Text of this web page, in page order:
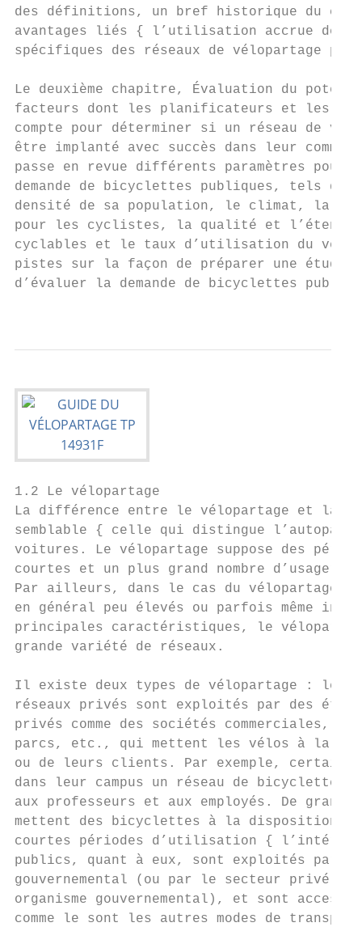
des définitions, un bref historique du
avantages liés { l’utilisation accrue de
spécifiques des réseaux de
Le deuxième chapitre, Évaluation du
facteurs dont les planificateurs et les
compte pour déterminer si un réseau
être implanté avec succès dans leur
passe en revue différents paramètres
demande de bicyclettes publiques, tels
densité de sa population, le climat, la
pour les cyclistes, la qualité et
cyclables et le taux d’utilisation du vélo.
pistes sur la façon de préparer une étude
d’évaluer la demande de bicyclettes
1.2 Le vélopartage
La différence entre le vélopartage et la
semblable { celle qui distingue
voitures. Le vélopartage suppose des
courtes et un plus grand nombre
Par ailleurs, dans le cas du vélopartage,
en général peu élevés ou parfois même
principales caractéristiques, le
grande variété de réseaux.
Il existe deux types de vélopartage : le
réseaux privés sont exploités par des
privés comme des sociétés
parcs, etc., qui mettent les vélos à la
ou de leurs clients. Par exemple,
dans leur campus un réseau de
aux professeurs et aux employés. De
mettent des bicyclettes à la disposition
courtes périodes d’utilisation {
publics, quant à eux, sont exploités par
gouvernemental (ou par le secteur
organisme gouvernemental), et sont
comme le sont les autres modes de